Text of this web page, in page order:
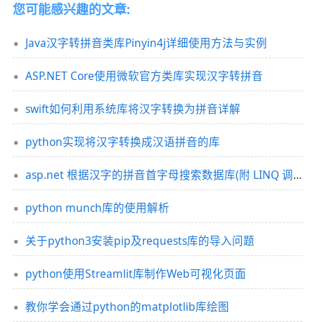
您可能感兴趣的文章:
Java汉字转拼音类库Pinyin4j详细使用方法与实例
ASP.NET Core使用微软官方类库实现汉字转拼音
swift如何利用系统库将汉字转换为拼音详解
python实现将汉字转换成汉语拼音的库
asp.net 根据汉字的拼音首字母搜索数据库(附 LINQ 调用方法)
python munch库的使用解析
关于python3安装pip及requests库的导入问题
python使用Streamlit库制作Web可视化页面
教你学会通过python的matplotlib库绘图